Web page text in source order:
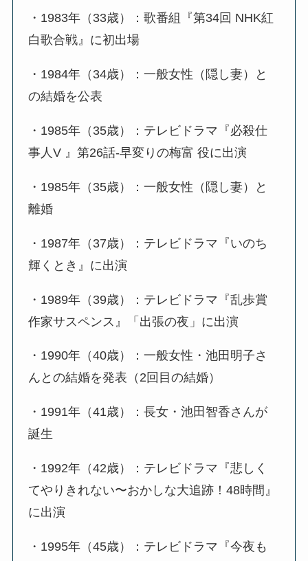
・1983年（33歳）：歌番組『第34回 NHK紅
白歌合戦』に初出場
・1984年（34歳）：一般女性（隠し妻）と
の結婚を公表
・1985年（35歳）：テレビドラマ『必殺仕
事人V 』第26話-早変りの梅富 役に出演
・1985年（35歳）：一般女性（隠し妻）と
離婚
・1987年（37歳）：テレビドラマ『いのち
輝くとき』に出演
・1989年（39歳）：テレビドラマ『乱歩賞
作家サスペンス』「出張の夜」に出演
・1990年（40歳）：一般女性・池田明子さ
んとの結婚を発表（2回目の結婚）
・1991年（41歳）：長女・池田智香さんが
誕生
・1992年（42歳）：テレビドラマ『悲しく
てやりきれない〜おかしな大追跡！48時間』
に出演
・1995年（45歳）：テレビドラマ『今夜も